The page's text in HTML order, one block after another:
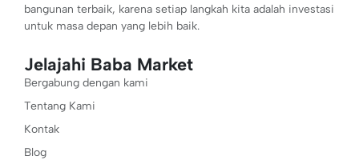
bangunan terbaik, karena setiap langkah kita adalah investasi
untuk masa depan yang lebih baik.
Jelajahi Baba Market
Bergabung dengan kami
Tentang Kami
Kontak
Blog